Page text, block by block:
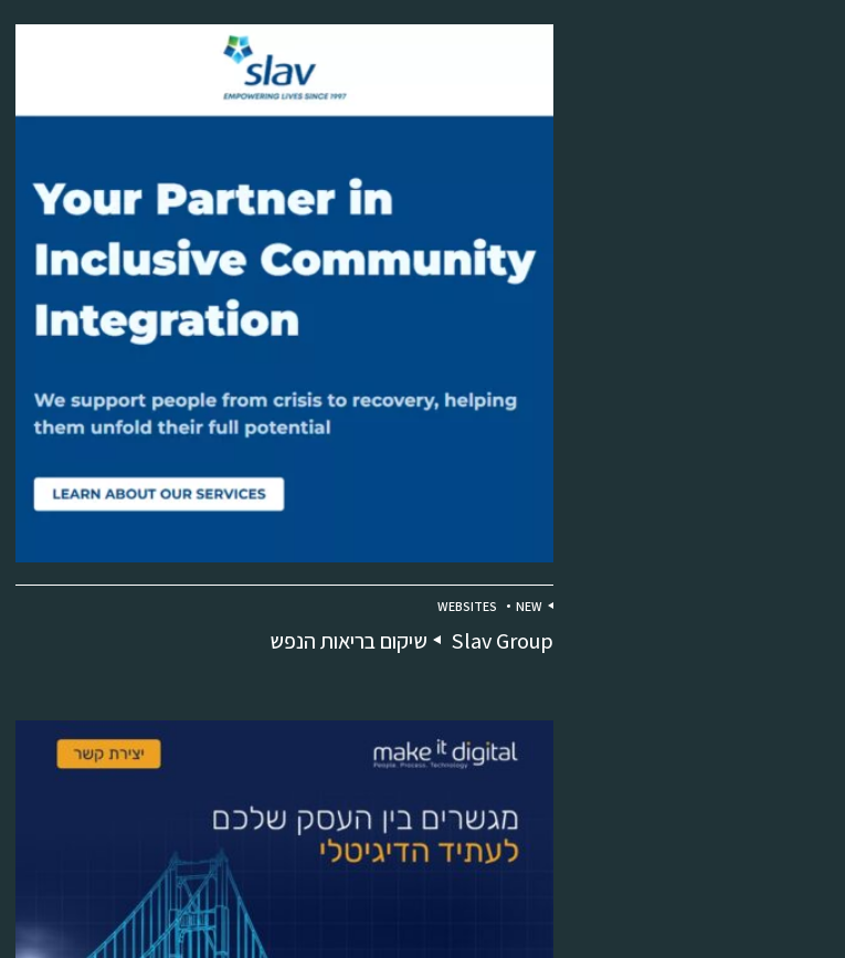
WEBSITES NEW
Slav Group שיקום בריאות הנפש